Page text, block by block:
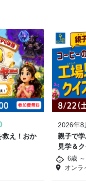
救え！おか
2026年8
親子で
見学＆
6歳
オンラ